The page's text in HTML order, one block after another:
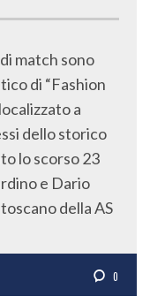
match sono
di “Fashion
a
dello storico
lo scorso 23
e Dario
della AS
0